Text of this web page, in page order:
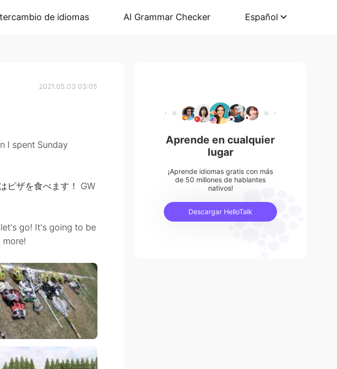
de idiomas AI Grammar Checker Español
2021.05.03 03:05
I spent Sunday
ピザを食べます！ GW
go! It's going to be
Aprende en cualquier
lugar
¡Aprende idiomas gratis con más
de 50 millones de hablantes
nativos!
Descargar HelloTalk